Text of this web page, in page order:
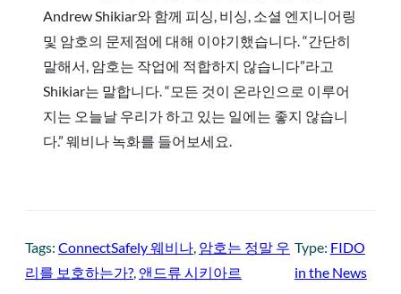
Andrew Shikiar와 함께 피싱, 비싱, 소셜 엔지니어링
및 암호의 문제점에 대해 이야기했습니다. “간단히
말해서, 암호는 작업에 적합하지 않습니다”라고
Shikiar는 말합니다. “모든 것이 온라인으로 이루어
지는 오늘날 우리가 하고 있는 일에는 좋지 않습니
다.” 웨비나 녹화를 들어보세요.
Tags: ConnectSafely 웨비나 암호는 정말 우
리를 보호하는가? 앤드류 시키아르
Type: FIDO
in the News